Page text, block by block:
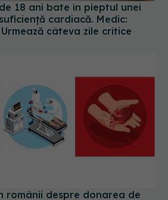
18 ani bate în pieptul unei
cardiacă. Medic:
câteva zile critice